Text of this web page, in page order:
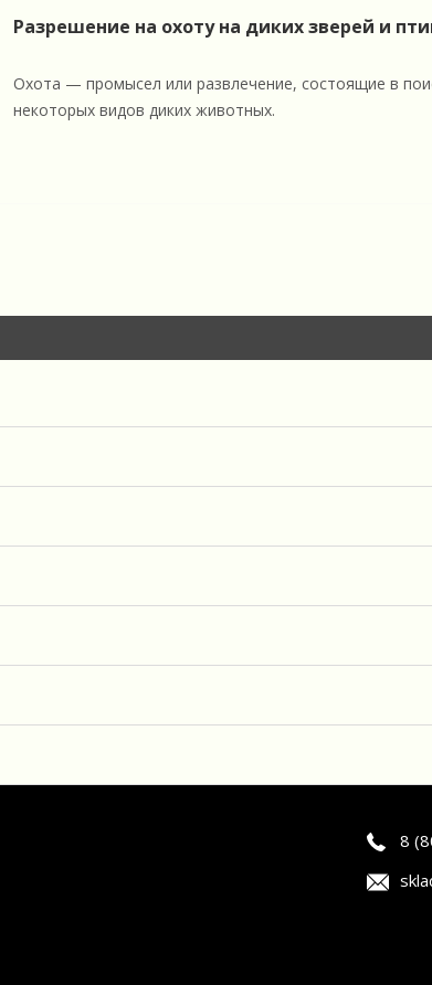
Разрешение на охоту на диких зверей и
Охота — промысел или развлечение, состоящие в
некоторых видов диких животных.
8